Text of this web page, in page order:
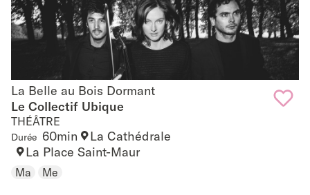
La Belle au Bois Dormant
La Belle au Bois Dormant
Le Collectif Ubique
THÉÂTRE
Durée 60min
La Cathédrale
La Place Saint-Maur
Ma Me